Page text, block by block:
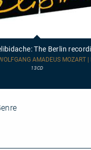
The Berlin
AMADEUS MOZART |
13CD